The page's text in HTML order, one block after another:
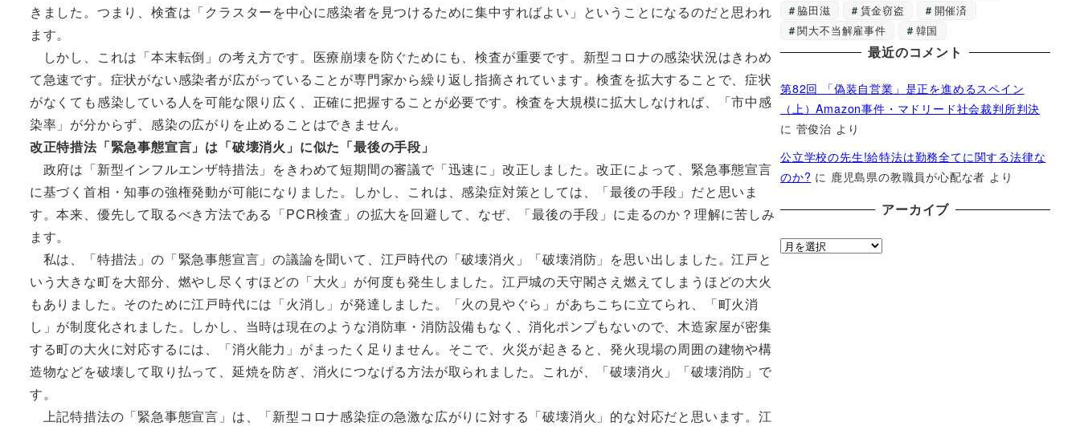
きました。つまり、検査は「クラスターを中心に感染者を見つけるために集中すればよい」ということになるのだと思われ
ます。
しかし、これは「本末転倒」の考え方です。医療崩壊を防ぐためにも、検査が重要です。新型コロナの感染状況はきわめ
て急速です。症状がない感染者が広がっていることが専門家から繰り返し指摘されています。検査を拡大することで、症状
がなくても感染している人を可能な限り広く、正確に把握することが必要です。検査を大規模に拡大しなければ、「市中感
染率」が分からず、感染の広がりを止めることはできません。
改正特措法「緊急事態宣言」は「破壊消火」に似た「最後の手段」
政府は「新型インフルエンザ特措法」をきわめて短期間の審議で「迅速に」改正しました。改正によって、緊急事態宣言
に基づく首相・知事の強権発動が可能になりました。しかし、これは、感染症対策としては、「最後の手段」だと思いま
す。本来、優先して取るべき方法である「PCR検査」の拡大を回避して、なぜ、「最後の手段」に走るのか？理解に苦しみ
ます。
私は、「特措法」の「緊急事態宣言」の議論を聞いて、江戸時代の「破壊消火」「破壊消防」を思い出しました。江戸と
いう大きな町を大部分、燃やし尽くすほどの「大火」が何度も発生しました。江戸城の天守閣さえ燃えてしまうほどの大火
もありました。そのために江戸時代には「火消し」が発達しました。「火の見やぐら」があちこちに立てられ、「町火消
し」が制度化されました。しかし、当時は現在のような消防車・消防設備もなく、消化ポンプもないので、木造家屋が密集
する町の大火に対応するには、「消火能力」がまったく足りません。そこで、火災が起きると、発火現場の周囲の建物や構
造物などを破壊して取り払って、延焼を防ぎ、消火につなげる方法が取られました。これが、「破壊消火」「破壊消防」で
す。
上記特措法の「緊急事態宣言」は、「新型コロナ感染症の急激な広がりに対する「破壊消火」的な対応だと思います。江
脇田滋
賃金窃盗
開催済
関大不当解雇事件
韓国
最近のコメント
第82回 「偽装自営業」是正を進めるスペイン
（上）Amazon事件・マドリード社会裁判所判決
に 菅俊治 より
公立学校の先生!給特法は勤務全てに関する法律な
のか? に 鹿児島県の教職員が心配な者 より
アーカイブ
ア